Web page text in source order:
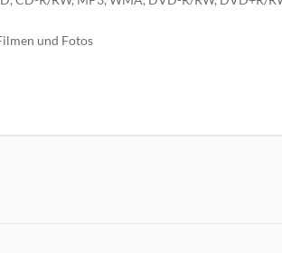
und Fotos